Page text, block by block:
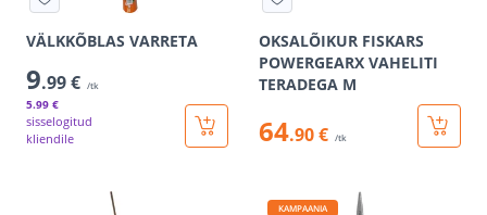
VÄLKKÕBLAS VARRETA
9.99 € /tk
5.99 €
sisselogitud
kliendile
OKSALÕIKUR FISKARS
POWERGEARX VAHELITI
TERADEGA M
64.90 € /tk
KAMPAANIA